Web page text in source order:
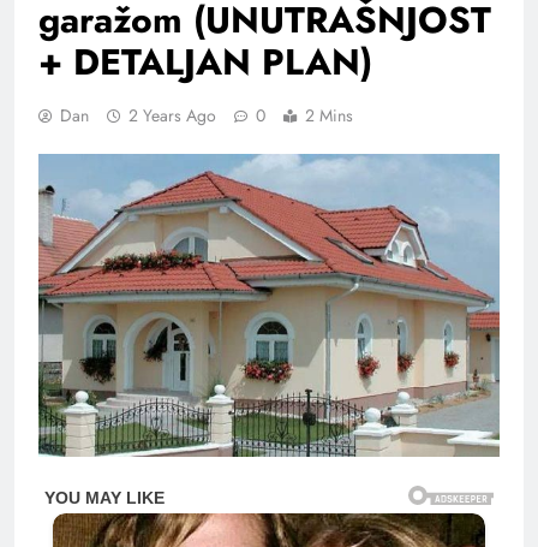
garažom (UNUTRAŠNJOST
+ DETALJAN PLAN)
Dan 2 Years Ago 0 2 Mins